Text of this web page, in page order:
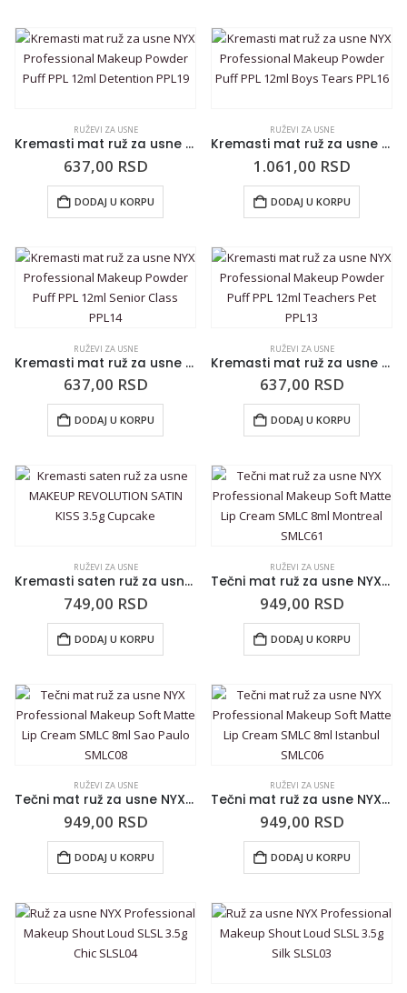
RUŽEVI ZA USNE
Kremasti mat ruž za usne NYX Professional Makeup Powder Puff PPL 12ml Detention PPL19
637,00 RSD
DODAJ U KORPU
RUŽEVI ZA USNE
Kremasti mat ruž za usne NYX Professional Makeup Powder Puff PPL 12ml Boys Tears PPL16
1.061,00 RSD
DODAJ U KORPU
RUŽEVI ZA USNE
Kremasti mat ruž za usne NYX Professional Makeup Powder Puff PPL 12ml Senior Class PPL14
637,00 RSD
DODAJ U KORPU
RUŽEVI ZA USNE
Kremasti mat ruž za usne NYX Professional Makeup Powder Puff PPL 12ml Teachers Pet PPL13
637,00 RSD
DODAJ U KORPU
RUŽEVI ZA USNE
Kremasti saten ruž za usne MAKEUP REVOLUTION SATIN KISS 3.5g Cupcake
749,00 RSD
DODAJ U KORPU
RUŽEVI ZA USNE
Tečni mat ruž za usne NYX Professional Makeup Soft Matte Lip Cream SMLC 8ml Montreal SMLC61
949,00 RSD
DODAJ U KORPU
RUŽEVI ZA USNE
Tečni mat ruž za usne NYX Professional Makeup Soft Matte Lip Cream SMLC 8ml Sao Paulo SMLC08
949,00 RSD
DODAJ U KORPU
RUŽEVI ZA USNE
Tečni mat ruž za usne NYX Professional Makeup Soft Matte Lip Cream SMLC 8ml Istanbul SMLC06
949,00 RSD
DODAJ U KORPU